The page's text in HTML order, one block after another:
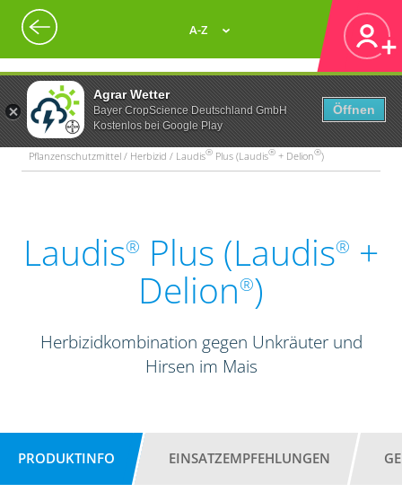
Agrar Wetter
Bayer CropScience Deutschland GmbH
Kostenlos bei Google Play
Öffnen
A-Z
Pflanzenschutzmittel / Herbizid / Laudis® Plus (Laudis® + Delion®)
Laudis® Plus (Laudis® +
Delion®)
Herbizidkombination gegen Unkräuter und
Hirsen im Mais
PRODUKTINFO EINSATZEMPFEHLUNGEN